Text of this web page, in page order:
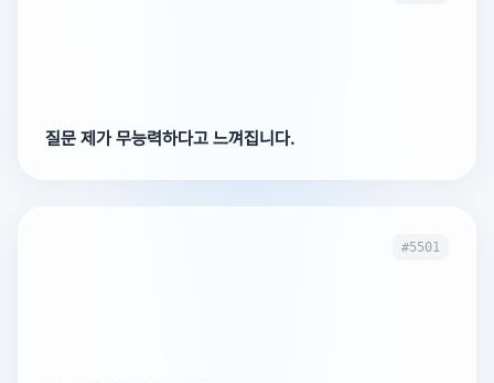
질문 제가 무능력하다고 느껴집니다.
#5501